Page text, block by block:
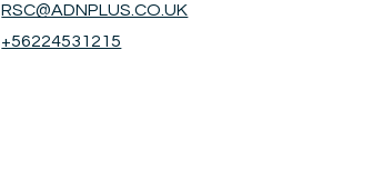
RSC@ADNPLUS.CO.UK
+56224531215